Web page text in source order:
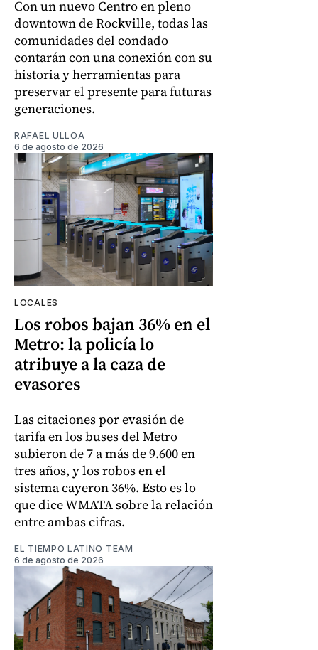
Con un nuevo Centro en pleno
downtown de Rockville, todas las
comunidades del condado
contarán con una conexión con su
historia y herramientas para
preservar el presente para futuras
generaciones.
RAFAEL ULLOA
6 de agosto de 2026
LOCALES
Los robos bajan 36% en el
Metro: la policía lo
atribuye a la caza de
evasores
Las citaciones por evasión de
tarifa en los buses del Metro
subieron de 7 a más de 9.600 en
tres años, y los robos en el
sistema cayeron 36%. Esto es lo
que dice WMATA sobre la relación
entre ambas cifras.
EL TIEMPO LATINO TEAM
6 de agosto de 2026